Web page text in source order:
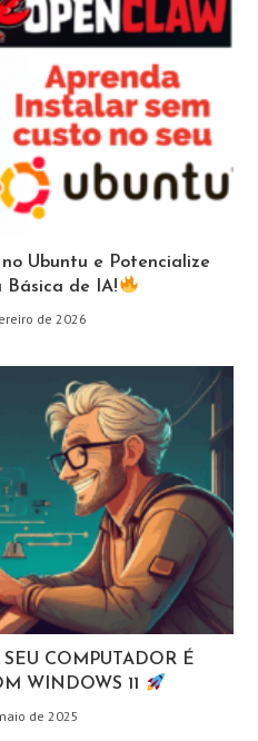
Ubuntu e Potencialize
Básica de IA!
de 2026
COMPUTADOR É
WINDOWS 11
de 2025